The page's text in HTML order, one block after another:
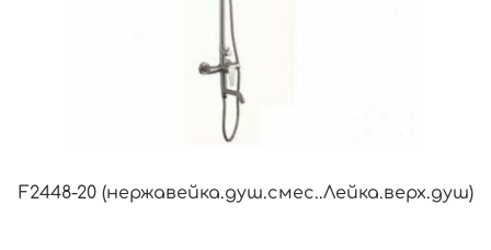
F2448-20 (нержавейка.душ.смес..Лейка.верх.душ)